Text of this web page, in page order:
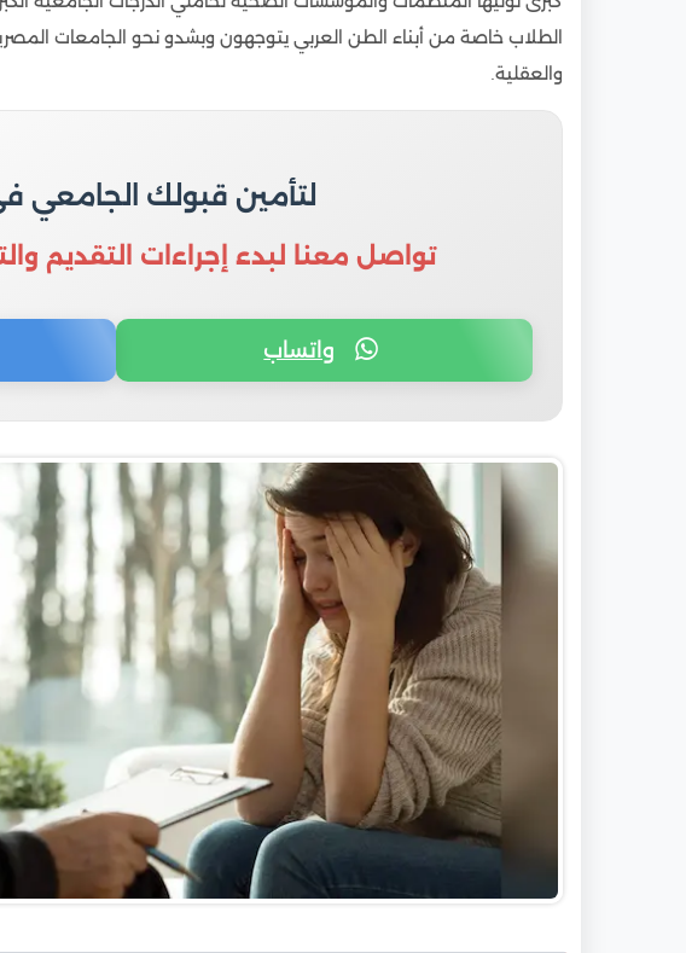
الطلاب خاصة من أبناء الطن العربي يتوجهون وبشدو نحو الجامعات
والعقلية
لتأمين قبولك الجامعي
تواصل معنا لبدء إجراءات التقديم
واتساب